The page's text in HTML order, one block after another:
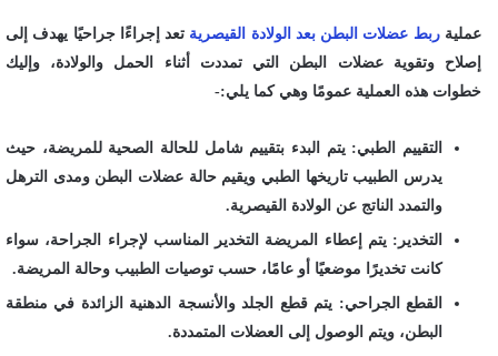
عمليةربط عضلات البطن بعد الولادة القيصرية تعد إجراءًا جراحيًا يهدف إلى
إصلاح وتقوية عضلات البطن التي تمددت أثناء الحمل والولادة، وإليك
خطوات هذه العملية عمومًا وهي كما يلي:-
التقييم الطبي: يتم البدء بتقييم شامل للحالة الصحية للمريضة، حيث
يدرس الطبيب تاريخها الطبي ويقيم حالة عضلات البطن ومدى الترهل
والتمدد الناتج عن الولادة القيصرية.
التخدير: يتم إعطاء المريضة التخدير المناسب لإجراء الجراحة، سواء
كانت تخديرًا موضعيًا أو عامًا، حسب توصيات الطبيب وحالة المريضة.
القطع الجراحي: يتم قطع الجلد والأنسجة الدهنية الزائدة في منطقة
البطن، ويتم الوصول إلى العضلات المتمددة.